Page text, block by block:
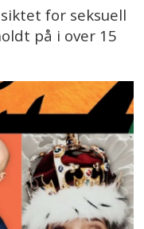
for seksuell
på i over 15